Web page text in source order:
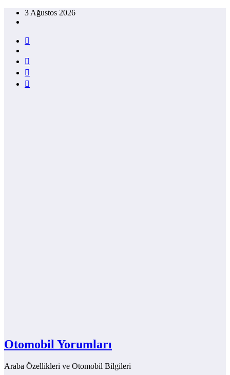
İçeriğe3 Ağustos 2026
Otomobil Yorumları
Araba Özellikleri ve Otomobil Bilgileri